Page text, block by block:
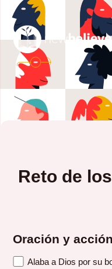
Reto de
Oración y
Alaba a Dios por su